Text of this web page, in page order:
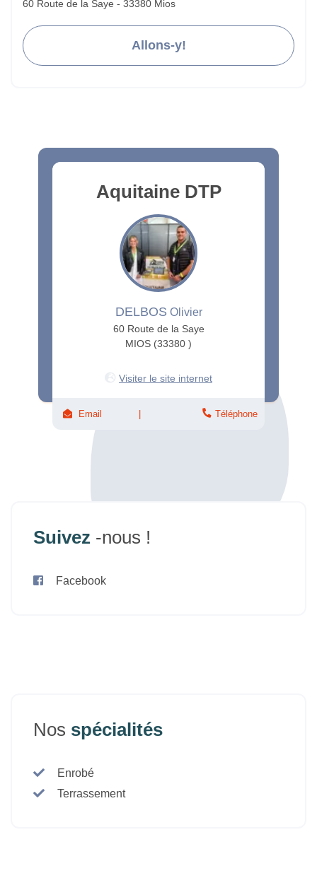
60 Route de la Saye - 33380 Mios
Allons-y!
Aquitaine DTP
DELBOS Olivier
60 Route de la Saye
MIOS (33380 )
Visiter le site internet
Email Téléphone
Suivez -nous !
Facebook
Nos spécialités
Enrobé
Terrassement